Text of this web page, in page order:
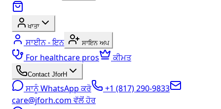
ਖਾਤਾ
ਸਾਈਨ - ਇਨ ਸਾਇਨ ਅਪ
For healthcare pros ਕੀਮਤ
Contact JforH
ਸਾਨੂੰ WhatsApp ਕਰੋ
+1 (817) 290-9833
care@jforh.com ਵੱਲੋਂ ਹੋਰ